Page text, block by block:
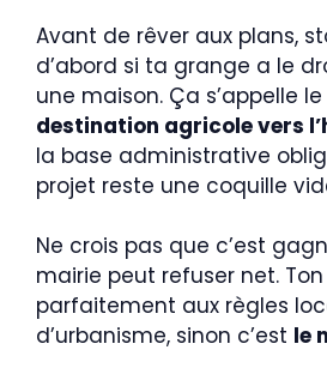
Avant de rêver aux plans,
d’abord si ta grange a le
une maison. Ça s’appelle le
destination agricole vers
la base administrative
projet reste une coquille
Ne crois pas que c’est
mairie peut refuser net.
parfaitement aux règles
d’urbanisme, sinon c’est le